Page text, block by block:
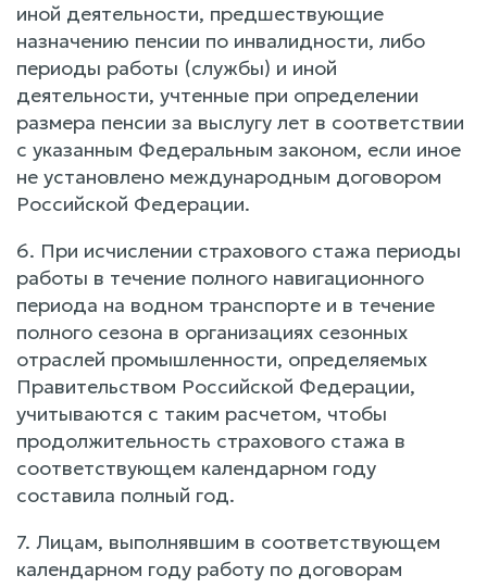
иной деятельности, предшествующие
назначению пенсии по инвалидности, либо
периоды работы (службы) и иной
деятельности, учтенные при определении
размера пенсии за выслугу лет в соответствии
с указанным Федеральным законом, если иное
не установлено международным договором
Российской Федерации.
6. При исчислении страхового стажа периоды
работы в течение полного навигационного
периода на водном транспорте и в течение
полного сезона в организациях сезонных
отраслей промышленности, определяемых
Правительством Российской Федерации,
учитываются с таким расчетом, чтобы
продолжительность страхового стажа в
соответствующем календарном году
составила полный год.
7. Лицам, выполнявшим в соответствующем
календарном году работу по договорам